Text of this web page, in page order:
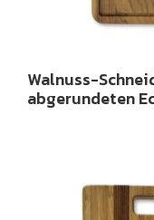
Walnuss-
abgerundeten